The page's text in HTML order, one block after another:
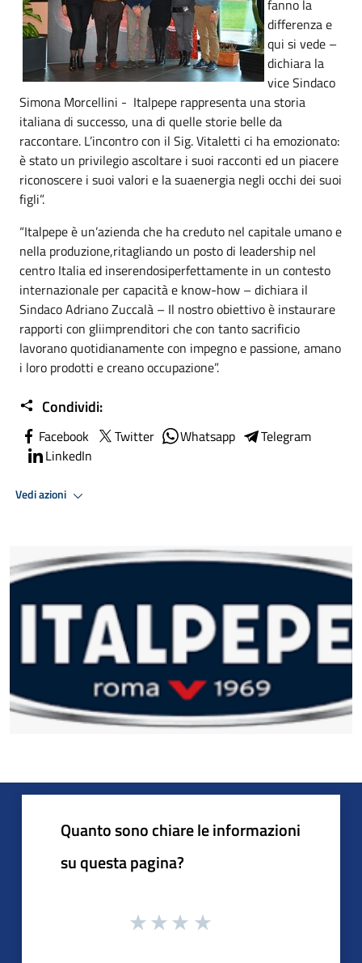
fanno la
differenza e
qui si vede –
dichiara la
vice Sindaco
Simona Morcellini - Italpepe rappresenta una storia
italiana di successo, una di quelle storie belle da
raccontare. L’incontro con il Sig. Vitaletti ci ha emozionato:
è stato un privilegio ascoltare i suoi racconti ed un piacere
riconoscere i suoi valori e la suaenergia negli occhi dei suoi
figli”.
“Italpepe è un’azienda che ha creduto nel capitale umano e
nella produzione,ritagliando un posto di leadership nel
centro Italia ed inserendosiperfettamente in un contesto
internazionale per capacità e know-how – dichiara il
Sindaco Adriano Zuccalà – Il nostro obiettivo è instaurare
rapporti con gliimprenditori che con tanto sacrificio
lavorano quotidianamente con impegno e passione, amano
i loro prodotti e creano occupazione”.
Condividi:
Facebook Twitter Whatsapp
Telegram
LinkedIn
Vedi azioni
Quanto sono chiare le informazioni
su questa pagina?